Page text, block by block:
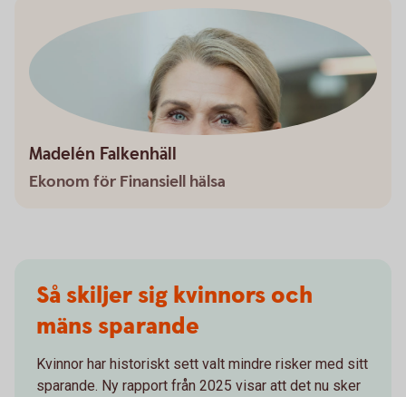
Madelén Falkenhäll
Ekonom för Finansiell hälsa
Så skiljer sig kvinnors och
mäns sparande
Kvinnor har historiskt sett valt mindre risker med sitt
sparande. Ny rapport från 2025 visar att det nu sker